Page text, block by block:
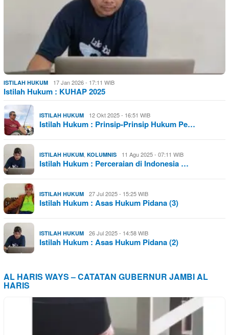
ISTILAH HUKUM 17 Jan 2026 - 17:11 WIB
Istilah Hukum : KUHAP 2025
ISTILAH HUKUM 12 Okt 2025 - 16:51 WIB
Istilah Hukum : Prinsip-Prinsip Hukum Pe…
ISTILAH HUKUM, KOLUMNIS 11 Agu 2025 - 07:11 WIB
Istilah Hukum : Perceraian di Indonesia …
ISTILAH HUKUM 27 Jul 2025 - 15:25 WIB
Istilah Hukum : Asas Hukum Pidana (3)
ISTILAH HUKUM 26 Jul 2025 - 14:58 WIB
Istilah Hukum : Asas Hukum Pidana (2)
AL HARIS WAYS – CATATAN GUBERNUR JAMBI AL
HARIS